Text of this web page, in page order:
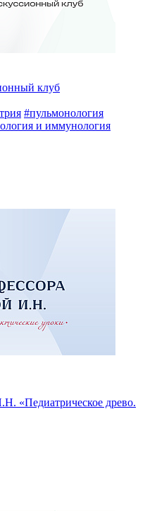
клуб
#пульмонология
и иммунология
«Педиатрическое древо.